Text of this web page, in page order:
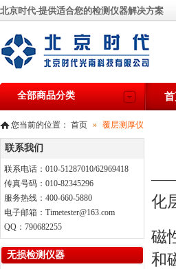
全部商品分类
北京时代-提供适合您的检测仪器解决方案
您当前的位置： 首页 » 覆层测厚仪
——
化
磁
和
联系我们
联系电话：010-51287010/62969418
传真号码：010-82345296
服务热线：400-660-5880
电子邮箱：Timetester@163.com
QQ：790682255
无损检测仪器